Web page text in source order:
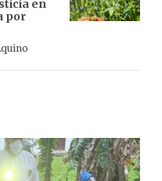
en
por